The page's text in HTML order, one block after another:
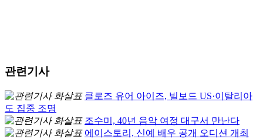
관련기사
클로즈 유어 아이즈, 빌보드 US·이탈리아
도 집중 조명
조수미, 40년 음악 여정 대구서 만난다
에이스토리, 신예 배우 공개 오디션 개최